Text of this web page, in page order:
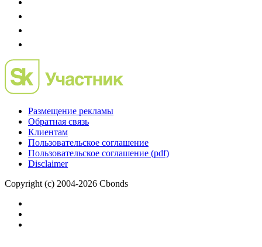
Размещение рекламы
Обратная связь
Клиентам
Пользовательское соглашение
Пользовательское соглашение (pdf)
Disclaimer
Copyright (c) 2004-2026 Cbonds